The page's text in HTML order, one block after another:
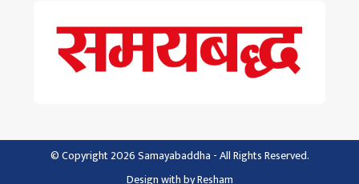
© Copyright 2026 Samayabaddha - All Rights Reserved.
Design withbyResham